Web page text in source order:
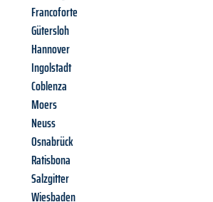
Francoforte
Gütersloh
Hannover
Ingolstadt
Coblenza
Moers
Neuss
Osnabrück
Ratisbona
Salzgitter
Wiesbaden